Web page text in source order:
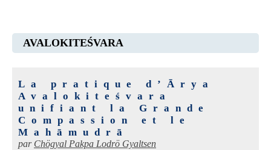
AVALOKITEŚVARA
La pratique d’Ārya
Avalokiteśvara
unifiant la Grande
Compassion et le
Mahāmudrā
par Chögyal Pakpa Lodrö Gyaltsen